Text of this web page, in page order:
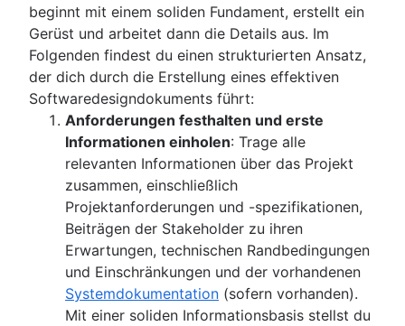
beginnt mit einem soliden Fundament, erstellt ein
Gerüst und arbeitet dann die Details aus. Im
Folgenden findest du einen strukturierten Ansatz,
der dich durch die Erstellung eines effektiven
Softwaredesigndokuments führt:
Anforderungen festhalten und erste
Informationen einholen: Trage alle
relevanten Informationen über das Projekt
zusammen, einschließlich
Projektanforderungen und -spezifikationen,
Beiträgen der Stakeholder zu ihren
Erwartungen, technischen Randbedingungen
und Einschränkungen und der vorhandenen
Systemdokumentation (sofern vorhanden).
Mit einer soliden Informationsbasis stellst du